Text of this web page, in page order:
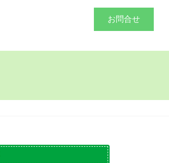
お問合せ